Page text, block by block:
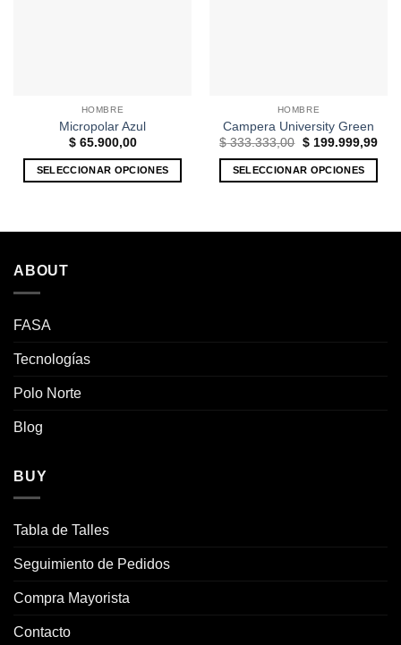
HOMBRE
Micropolar Azul
$65.900,00
SELECCIONAR OPCIONES
HOMBRE
Campera University Green
$333.333,00 El
original
era:
$199.999,99El
SELECCIONAR OPCIONES
ABOUT
FASA
Tecnologías
Polo Norte
Blog
BUY
Tabla de Talles
Seguimiento de Pedidos
Compra Mayorista
Contacto